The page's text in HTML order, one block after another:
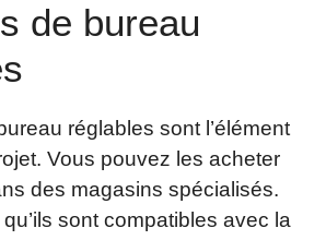
de bureau
réglables sont l’élément
Vous pouvez les acheter
des magasins spécialisés.
sont compatibles avec la